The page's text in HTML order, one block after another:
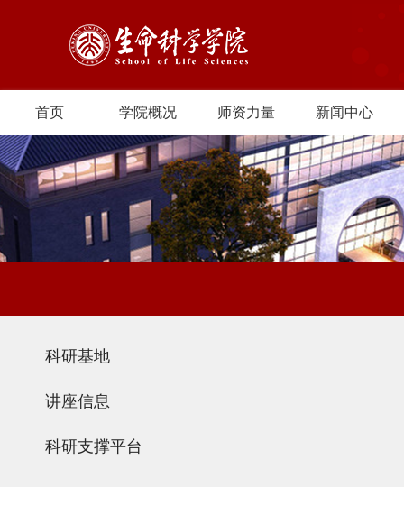
首页 学院概况 师资力量 新闻中心
科研基地
讲座信息
科研支撑平台